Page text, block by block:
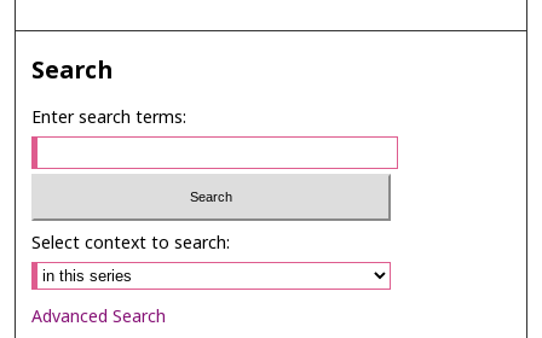
Search
Enter search terms:
Select context to search:
Advanced Search